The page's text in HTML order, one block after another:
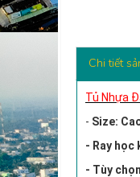
Chi tiết
Tủ Nhựa
- Size:
- Ray học
- Tùy